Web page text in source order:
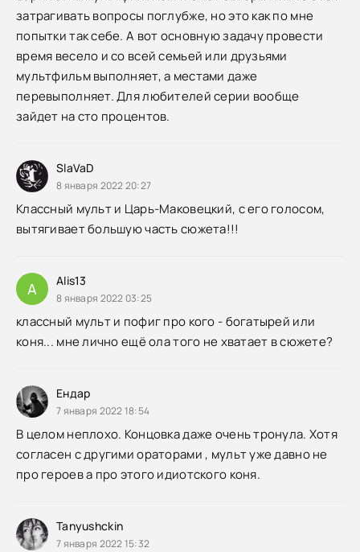
затрагивать вопросы поглубже, но это как по мне
попытки так себе. А вот основную задачу провести
время весело и со всей семьей или друзьями
мультфильм выполняет, а местами даже
перевыполняет. Для любителей серии вообще
зайдет на сто процентов.
SlaVaD
8 января 2022 20:27
Классный мульт и Царь-Маковецкий, с его голосом,
вытягивает большую часть сюжета!!!
A Alis13
8 января 2022 03:25
классный мульт и пофиг про кого - богатырей или
коня... мне лично ещё ола того не хватает в сюжете?
Ендар
7 января 2022 18:54
В целом неплохо. Концовка даже очень тронула. Хотя
согласен с другими ораторами , мульт уже давно не
про героев а про этого идиотского коня.
Tanyushckin
7 января 2022 15:32